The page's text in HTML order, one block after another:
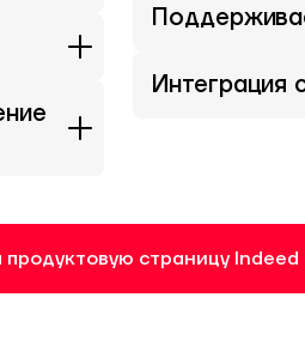
Интеграция
страницу Indeed